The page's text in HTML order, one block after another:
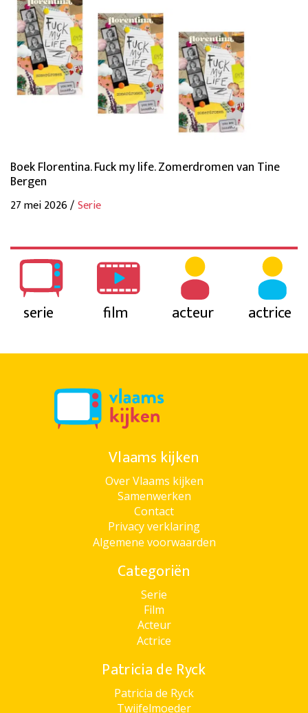
Boek Florentina. Fuck my life. Zomerdromen van Tine
Bergen
27 mei 2026 /Serie
serie film acteur actrice
Vlaams kijken
Over Vlaams kijken
Samenwerken
Contact
Privacy verklaring
Algemene voorwaarden
Categoriën
Serie
Film
Acteur
Actrice
Patricia de Ryck
Patricia de Ryck
Twijfelmoeder